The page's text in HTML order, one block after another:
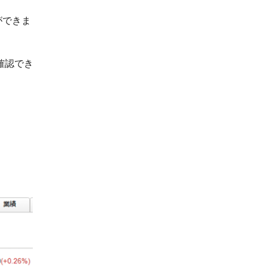
きま
認でき